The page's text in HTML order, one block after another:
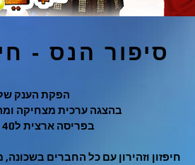
הפקת הענק
בהצגה ערכית מצחיקה
בפריסה ארצית ל40 הצגות בלבד
חיפזון וזהירון עם כל החברים
סיפור הנס -